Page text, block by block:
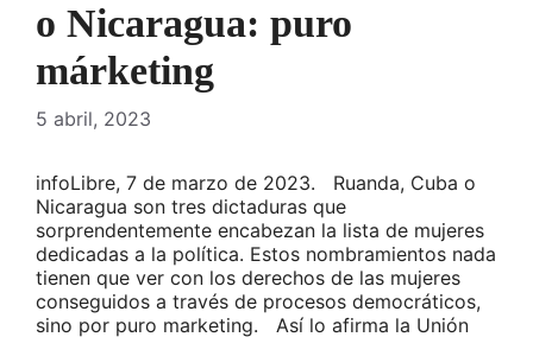
o Nicaragua: puro
márketing
5 abril, 2023
infoLibre, 7 de marzo de 2023. Ruanda, Cuba o
Nicaragua son tres dictaduras que
sorprendentemente encabezan la lista de mujeres
dedicadas a la política. Estos nombramientos nada
tienen que ver con los derechos de las mujeres
conseguidos a través de procesos democráticos,
sino por puro marketing. Así lo afirma la Unión